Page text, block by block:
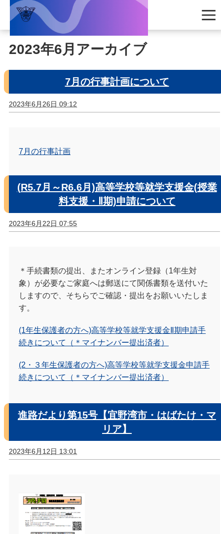
2023年6月アーカイブ
7月の行事計画について
2023年6月26日 09:12
7月の行事計画
(R5.7月～R6.6月)高等学校等就学支援金(授業
料支援・Ⅱ期)申請について
2023年6月22日 07:55
＊手続書類の提出、またオンライン登録（1年生対
象）が必要なご家庭へは郵送にて関係書類を送付いた
しますので、そちらでご確認・提出をお願いいたしま
す。
(1年生保護者の方へ)高等学校等就学支援金Ⅱ期申請手
続きについて（＊マイナンバー提出済者）
(2・３年生保護者の方へ)高等学校等就学支援金申請手
続きについて（＊マイナンバー提出済者）
進路だより第15号【宜野湾市・はばたけ・マ
リア】
2023年6月12日 13:01